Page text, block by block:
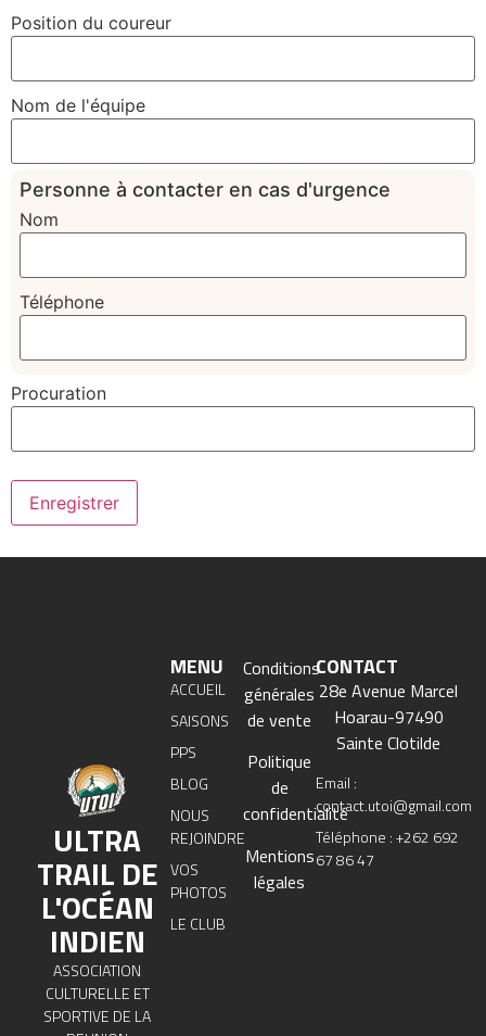
Position du coureur
Nom de l'équipe
Personne à contacter en cas d'urgence
Nom
Téléphone
Procuration
Enregistrer
ULTRA
TRAIL DE
L'OCÉAN
INDIEN
ASSOCIATION
CULTURELLE ET
SPORTIVE DE LA
Conditions
générales
de vente
Politique
de
confidentialité
Mentions
légales
MENU
ACCUEIL
SAISONS
PPS
BLOG
NOUS
REJOINDRE
VOS
PHOTOS
LE CLUB
CONTACT
28e Avenue Marcel
Hoarau-97490
Sainte Clotilde
Email :
contact.utoi@gmail.com
Téléphone : +262 692
67 86 47